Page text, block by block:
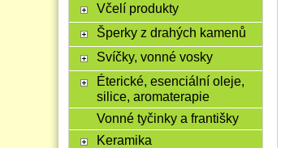
Včelí produkty
Šperky z drahých kamenů
Svíčky, vonné vosky
Éterické, esenciální oleje,
silice, aromaterapie
Vonné tyčinky a františky
Keramika